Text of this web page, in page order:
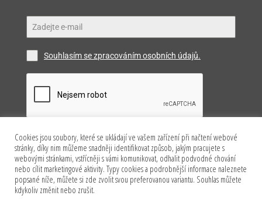
Souhlasím se zpracováním osobních údajů.
Odeslat
Cookies jsou soubory, které se ukládají ve vašem zařízení při načtení webové
stránky, díky nim můžeme snadněji identifikovat způsob, jakým pracujete s
webovými stránkami, vstřícněji s vámi komunikovat, odhalit podvodné chování
nebo cílit marketingové aktivity. Typy cookies a podrobnější informace naleznete
popsané níže, můžete si zde zvolit svou preferovanou variantu. Souhlas můžete
kdykoliv změnit nebo zrušit.